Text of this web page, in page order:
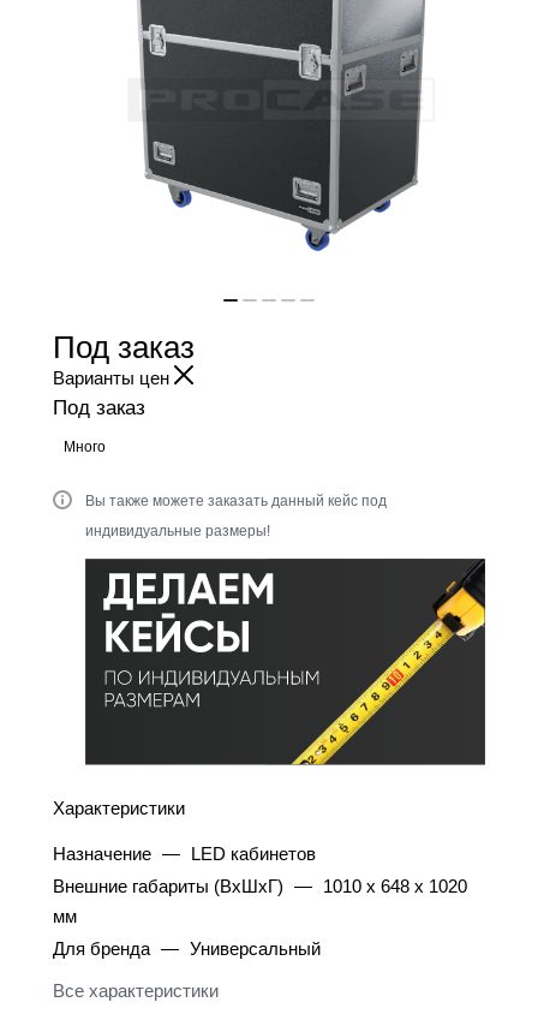
Под заказ
Варианты цен
Под заказ
Много
Вы также можете заказать данный кейс под
индивидуальные размеры!
Характеристики
Назначение — LED кабинетов
Внешние габариты (ВхШхГ) — 1010 x 648 x 1020
мм
Для бренда — Универсальный
Все характеристики